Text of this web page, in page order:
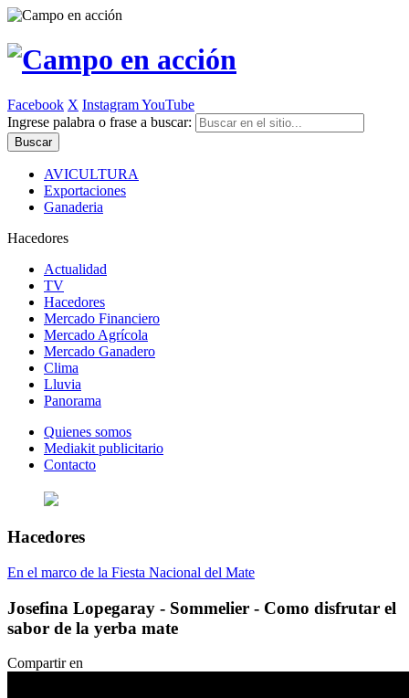
Facebook X InstagramYouTube
Ingrese palabra o frase a buscar:
AVICULTURA
Exportaciones
Ganaderia
Hacedores
Actualidad
TV
Hacedores
Mercado Financiero
Mercado Agrícola
Mercado Ganadero
Clima
Lluvia
Panorama
Quienes somos
Mediakit publicitario
Contacto
Hacedores
En el marco de la Fiesta Nacional del Mate
Josefina Lopegaray - Sommelier - Como disfrutar el
sabor de la yerba mate
Compartir en